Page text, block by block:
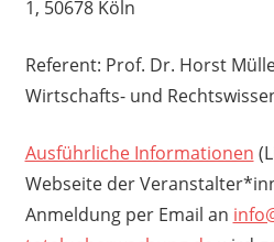
1, 50678 Köln
Referent: Prof. Dr. Horst
Wirtschafts- und
Ausführliche Informationen
Webseite der
Anmeldung per Email an